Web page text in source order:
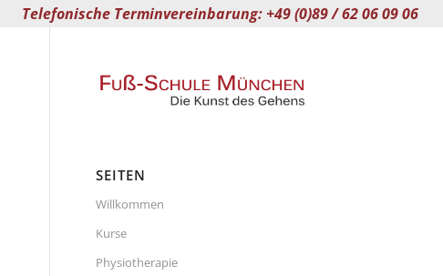
Telefonische Terminvereinbarung: +49 (0)89 / 62 06 09 06
SEITEN
Willkommen
Kurse
Physiotherapie